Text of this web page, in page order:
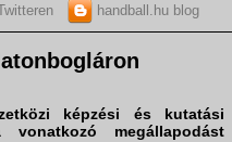
handball.hu blog
képzési és kutatási
vonatkozó megállapodást